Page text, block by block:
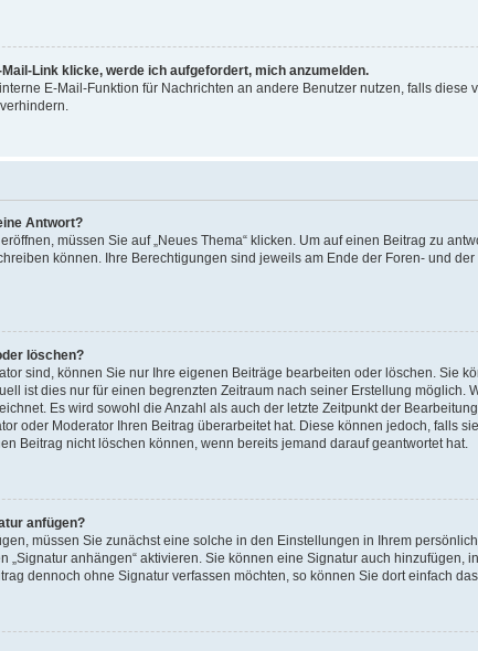
Link klicke, werde ich aufgefordert, mich anzumelden.
E-Mail-Funktion für Nachrichten an andere Benutzer nutzen, falls
Antwort?
müssen Sie auf „Neues Thema“ klicken. Um auf einen Beitrag zu
können. Ihre Berechtigungen sind jeweils am Ende der Foren- und
löschen?
sind, können Sie nur Ihre eigenen Beiträge bearbeiten oder löschen. Sie
ist dies nur für einen begrenzten Zeitraum nach seiner Erstellung möglich.
Es wird sowohl die Anzahl als auch der letzte Zeitpunkt der
oder Moderator Ihren Beitrag überarbeitet hat. Diese können jedoch, falls
Beitrag nicht löschen können, wenn bereits jemand darauf geantwortet hat.
anfügen?
müssen Sie zunächst eine solche in den Einstellungen in Ihrem
„Signatur anhängen“ aktivieren. Sie können eine Signatur auch
dennoch ohne Signatur verfassen möchten, so können Sie dort einfach